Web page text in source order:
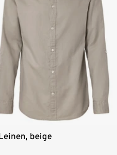
beige